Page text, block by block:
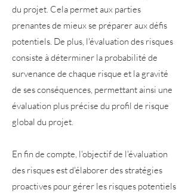
du projet. Cela permet aux parties
prenantes de mieux se préparer aux défis
potentiels. De plus, l'évaluation des risques
consiste à déterminer la probabilité de
survenance de chaque risque et la gravité
de ses conséquences, permettant ainsi une
évaluation plus précise du profil de risque
global du projet.
En fin de compte, l'objectif de l'évaluation
des risques est d'élaborer des stratégies
proactives pour gérer les risques potentiels